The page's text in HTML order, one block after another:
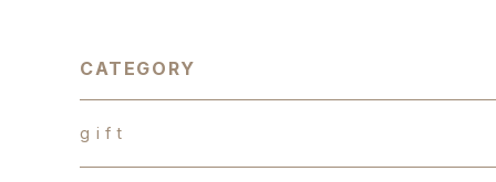
CATEGORY
g i f t